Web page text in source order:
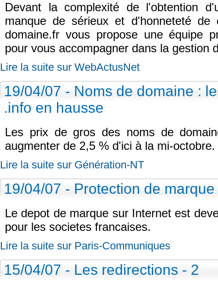
Devant la complexité de l'obtention
manque de sérieux et d'honneteté de
domaine.fr vous propose une équipe
pour vous accompagner dans la gestion
Lire la suite sur WebActusNet
19/04/07 - Noms de domaine :
.info en hausse
Les prix de gros des noms de
augmenter de 2,5 % d'ici à la mi-octobre.
Lire la suite sur Génération-NT
19/04/07 - Protection de
Le depot de marque sur Internet est
pour les societes francaises.
Lire la suite sur Paris-Communiques
15/04/07 - Les redirections - 2